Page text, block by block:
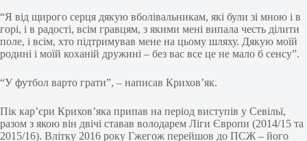
“Я від щирого серця дякую вболівальникам, які були зі мною і в
горі, і в радості, всім гравцям, з якими мені випала честь ділити
поле, і всім, хто підтримував мене на цьому шляху. Дякую моїй
родині і моїй коханій дружині – без вас все це не мало б сенсу”.
“У футбол варто грати”, – написав Крихов’як.
Пік кар’єри Крихов’яка припав на період виступів у Севільї,
разом з якою він двічі ставав володарем Ліги Європи (2014/15 та
2015/16). Влітку 2016 року Гжегож перейшов до ПСЖ – його